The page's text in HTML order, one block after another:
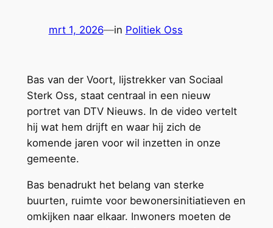
mrt 1, 2026—in Politiek Oss
Bas van der Voort, lijstrekker van Sociaal
Sterk Oss, staat centraal in een nieuw
portret van DTV Nieuws. In de video vertelt
hij wat hem drijft en waar hij zich de
komende jaren voor wil inzetten in onze
gemeente.
Bas benadrukt het belang van sterke
buurten, ruimte voor bewonersinitiatieven en
omkijken naar elkaar. Inwoners moeten de